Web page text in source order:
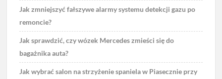
Jak zmniejszyć fałszywe alarmy systemu detekcji gazu po
remoncie?
Jak sprawdzić, czy wózek Mercedes zmieści się do
bagażnika auta?
Jak wybrać salon na strzyżenie spaniela w Piasecznie przy